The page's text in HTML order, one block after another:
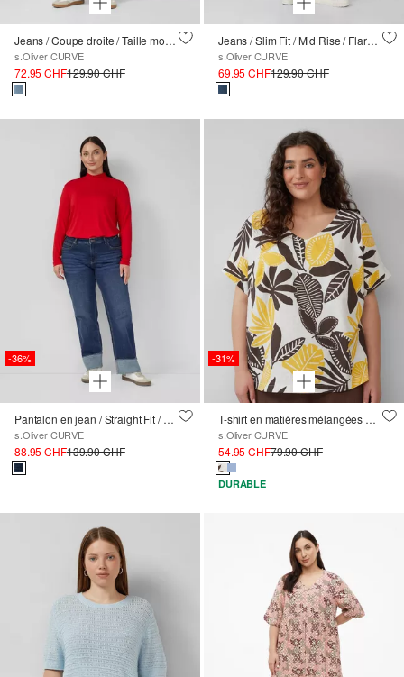
Jeans / Coupe droite / Taille moyenne / Jambe droite
s.Oliver CURVE
72.95 CHF129.90 CHF
Jeans / Slim Fit / Mid Rise / Flared Leg / Ourlet ouvert
s.Oliver CURVE
69.95 CHF129.90 CHF
-36%
Pantalon en jean / Straight Fit / Taille mi-haute / Bord brut
s.Oliver CURVE
88.95 CHF139.90 CHF
-31%
T-shirt en matières mélangées à teneur en lin
s.Oliver CURVE
54.95 CHF79.90 CHF
DURABLE